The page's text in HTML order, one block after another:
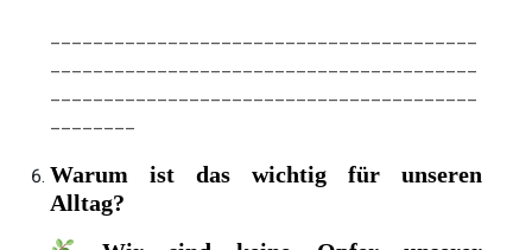
Warum ist das wichtig für unseren
Alltag?